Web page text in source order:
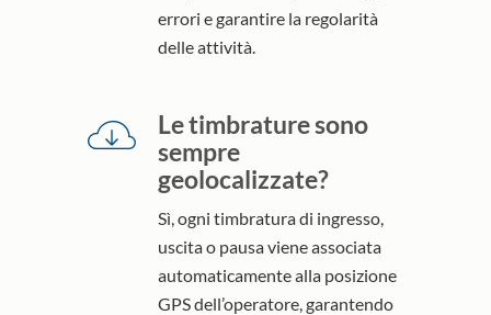
errori e garantire la regolarità
delle attività.
Le timbrature sono
sempre
geolocalizzate?
Sì, ogni timbratura di ingresso,
uscita o pausa viene associata
automaticamente alla posizione
GPS dell’operatore, garantendo